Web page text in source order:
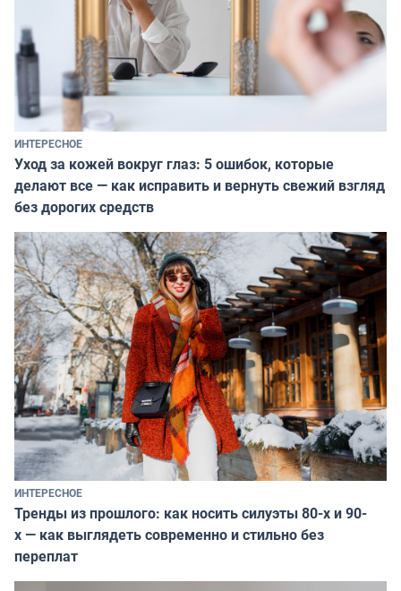
ИНТЕРЕСНОЕ
Уход за кожей вокруг глаз: 5 ошибок, которые
делают все — как исправить и вернуть свежий взгляд
без дорогих средств
ИНТЕРЕСНОЕ
Тренды из прошлого: как носить силуэты 80-х и 90-
х — как выглядеть современно и стильно без
переплат